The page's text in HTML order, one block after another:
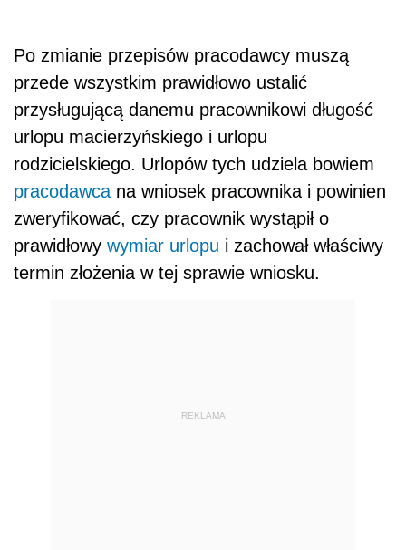
Po zmianie przepisów pracodawcy muszą
przede wszystkim prawidłowo ustalić
przysługującą danemu pracownikowi długość
urlopu macierzyńskiego i urlopu
rodzicielskiego. Urlopów tych udziela bowiem
pracodawca na wniosek pracownika i powinien
zweryfikować, czy pracownik wystąpił o
prawidłowy wymiar urlopu i zachował właściwy
termin złożenia w tej sprawie wniosku.
REKLAMA